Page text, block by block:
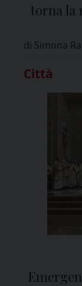
torna la
di Simona
Città